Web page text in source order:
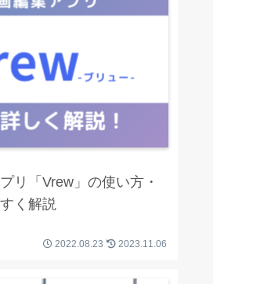
リ「Vrew」の使い方・
く解説
2022.08.23 2023.11.06